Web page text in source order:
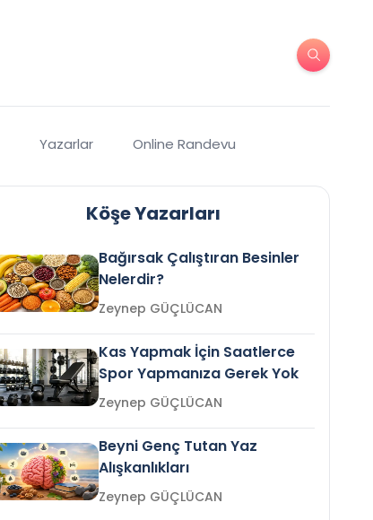
Yazarlar Online Randevu
Köşe Yazarları
Bağırsak Çalıştıran Besinler
Nelerdir?
Zeynep GÜÇLÜCAN
Kas Yapmak İçin Saatlerce
Spor Yapmanıza Gerek Yok
Zeynep GÜÇLÜCAN
Beyni Genç Tutan Yaz
Alışkanlıkları
Zeynep GÜÇLÜCAN